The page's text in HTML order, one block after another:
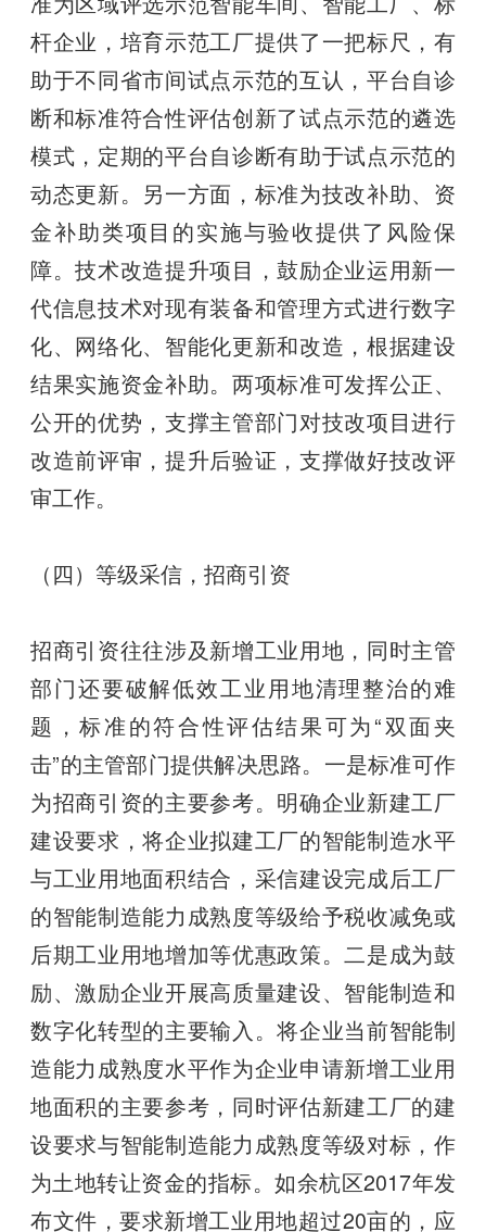
杆企业，培育示范工厂提供了一把标尺，有
助于不同省市间试点示范的互认，平台自诊
断和标准符合性评估创新了试点示范的遴选
模式，定期的平台自诊断有助于试点示范的
动态更新。另一方面，标准为技改补助、资
金补助类项目的实施与验收提供了风险保
障。技术改造提升项目，鼓励企业运用新一
代信息技术对现有装备和管理方式进行数字
化、网络化、智能化更新和改造，根据建设
结果实施资金补助。两项标准可发挥公正、
公开的优势，支撑主管部门对技改项目进行
改造前评审，提升后验证，支撑做好技改评
审工作。
（四）等级采信，招商引资
招商引资往往涉及新增工业用地，同时主管
部门还要破解低效工业用地清理整治的难
题，标准的符合性评估结果可为“双面夹
击”的主管部门提供解决思路。一是标准可作
为招商引资的主要参考。明确企业新建工厂
建设要求，将企业拟建工厂的智能制造水平
与工业用地面积结合，采信建设完成后工厂
的智能制造能力成熟度等级给予税收减免或
后期工业用地增加等优惠政策。二是成为鼓
励、激励企业开展高质量建设、智能制造和
数字化转型的主要输入。将企业当前智能制
造能力成熟度水平作为企业申请新增工业用
地面积的主要参考，同时评估新建工厂的建
设要求与智能制造能力成熟度等级对标，作
为土地转让资金的指标。如余杭区2017年发
布文件，要求新增工业用地超过20亩的，应